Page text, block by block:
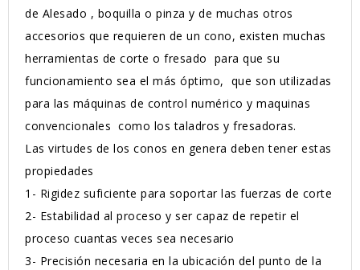
de Alesado , boquilla o pinza y de muchas otros
accesorios que requieren de un cono, existen muchas
herramientas de corte o fresado para que su
funcionamiento sea el más óptimo, que son utilizadas
para las máquinas de control numérico y maquinas
convencionales como los taladros y fresadoras.
Las virtudes de los conos en genera deben tener estas
propiedades
1- Rigidez suficiente para soportar las fuerzas de corte
2- Estabilidad al proceso y ser capaz de repetir el
proceso cuantas veces sea necesario
3- Precisión necesaria en la ubicación del punto de la